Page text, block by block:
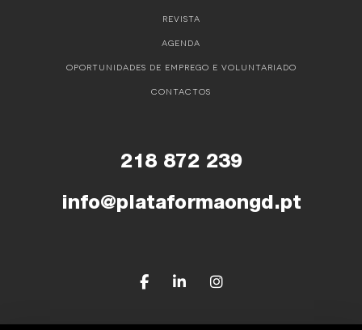
REVISTA
AGENDA
OPORTUNIDADES DE EMPREGO E VOLUNTARIADO
CONTACTOS
218 872 239
info@plataformaongd.pt